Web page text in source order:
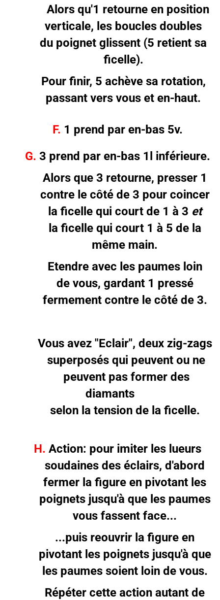
Alors qu'1 retourne en position
verticale, les boucles doubles
du poignet glissent (5 retient sa
ficelle).
Pour finir, 5 achève sa rotation,
passant vers vous et en-haut.
F. 1 prend par en-bas 5v.
G. 3 prend par en-bas 1l inférieure.
Alors que 3 retourne, presser 1
contre le côté de 3 pour coincer
la ficelle qui court de 1 à 3 et
la ficelle qui court 1 à 5 de la
même main.
Etendre avec les paumes loin
de vous, gardant 1 pressé
fermement contre le côté de 3.
Vous avez "Eclair", deux zig-zags
superposés qui peuvent ou ne
peuvent pas former des
diamants
selon la tension de la ficelle.
H. Action: pour imiter les lueurs
soudaines des éclairs, d'abord
fermer la figure en pivotant les
poignets jusqu'à que les paumes
vous fassent face...
...puis reouvrir la figure en
pivotant les poignets jusqu'à que
les paumes soient loin de vous.
Répéter cette action autant de